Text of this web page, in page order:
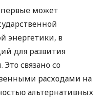
может
энергетики, в
для развития
связано со
расходами на
альтернативных